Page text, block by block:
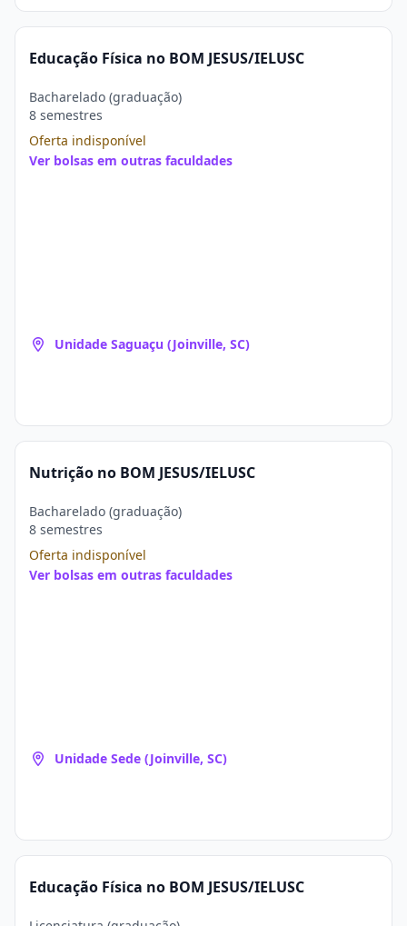
Educação Física no BOM JESUS/IELUSC
Bacharelado (graduação)
8 semestres
Oferta indisponível
Ver bolsas em outras faculdades
Unidade Saguaçu (Joinville, SC)
Nutrição no BOM JESUS/IELUSC
Bacharelado (graduação)
8 semestres
Oferta indisponível
Ver bolsas em outras faculdades
Unidade Sede (Joinville, SC)
Educação Física no BOM JESUS/IELUSC